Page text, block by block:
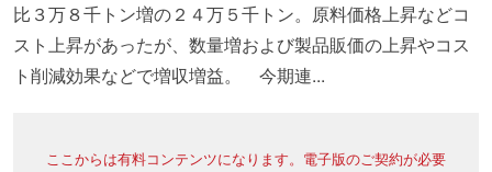
比３万８千トン増の２４万５千トン。原料価格上昇などコ
スト上昇があったが、数量増および製品販価の上昇やコス
ト削減効果などで増収増益。 今期連...
ここからは有料コンテンツになります。電子版のご契約が必要